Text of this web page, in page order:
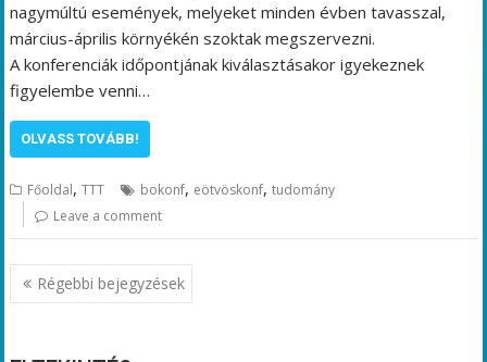
nagymúltú események, melyeket minden évben tavasszal,
március-április környékén szoktak megszervezni.
A konferenciák időpontjának kiválasztásakor igyekeznek
figyelembe venni…
OLVASS TOVÁBB!
Főoldal,TTT bokonf, eötvöskonf,tudomány
Leave a comment
Bejegyzés
navigáció
Régebbi bejegyzések